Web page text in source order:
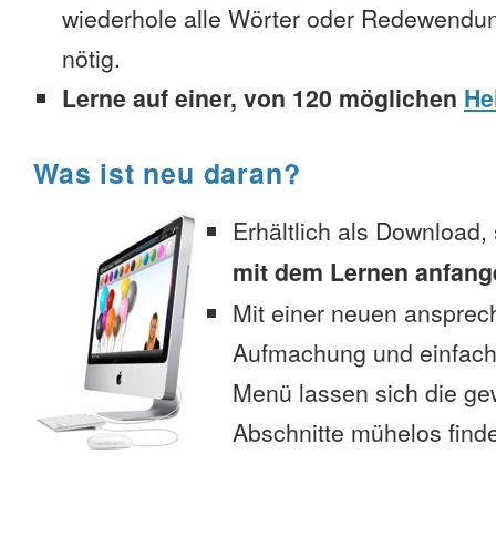
wiederhole alle Wörter oder
nötig.
Lerne auf einer, von 120 möglichen
Was ist neu daran?
Erhältlich als
mit dem Lernen
Mit einer neuen
Aufmachung und
Menü lassen sich die
Abschnitte mühelos